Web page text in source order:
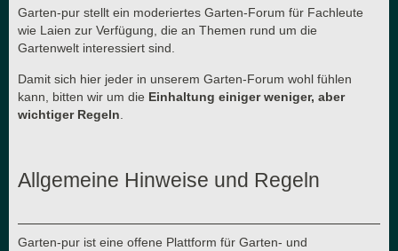
Garten-pur stellt ein moderiertes Garten-Forum für Fachleute
wie Laien zur Verfügung, die an Themen rund um die
Gartenwelt interessiert sind.
Damit sich hier jeder in unserem Garten-Forum wohl fühlen
kann, bitten wir um die Einhaltung einiger weniger, aber
wichtiger Regeln
Allgemeine Hinweise und Regeln
Garten-pur ist eine offene Plattform für Garten- und